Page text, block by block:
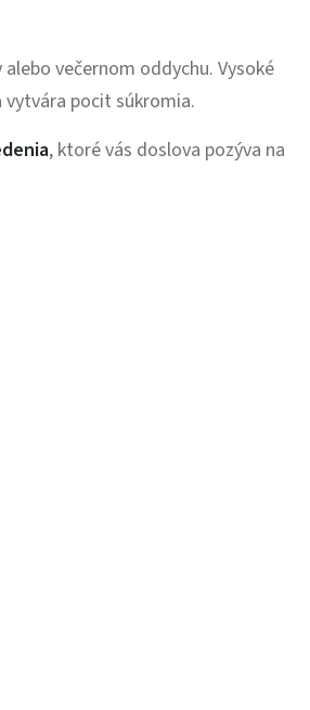
večernom oddychu. Vysoké
vytvára pocit súkromia.
, ktoré vás doslova pozýva na